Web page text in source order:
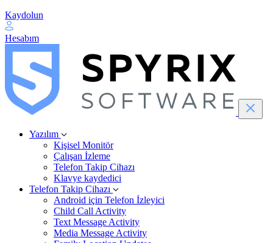
Kaydolun
Hesabım
Yazılım
Kişisel Monitör
Çalışan İzleme
Telefon Takip Cihazı
Klavye kaydedici
Telefon Takip Cihazı
Android için Telefon İzleyici
Child Call Activity
Text Message Activity
Media Message Activity